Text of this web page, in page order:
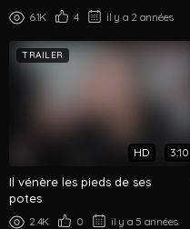
6.1K 4 il y a 2 années
TRAILER
HD 3:10
Il vénère les pieds de ses
potes
2.4K 0 il y a 5 années